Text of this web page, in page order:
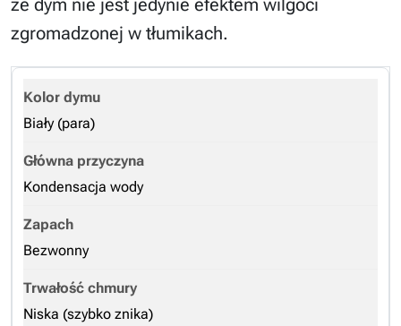
że dym nie jest jedynie efektem wilgoci
zgromadzonej w tłumikach.
Biały (para)
Kondensacja wody
Bezwonny
Niska (szybko znika)